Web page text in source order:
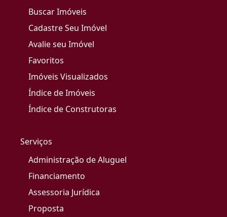
Buscar Imóveis
Cadastre Seu Imóvel
Avalie seu Imóvel
Favoritos
Imóveis Visualizados
Índice de Imóveis
Índice de Construtoras
Serviços
Administração de Aluguel
Financiamento
Assessoria Jurídica
Proposta